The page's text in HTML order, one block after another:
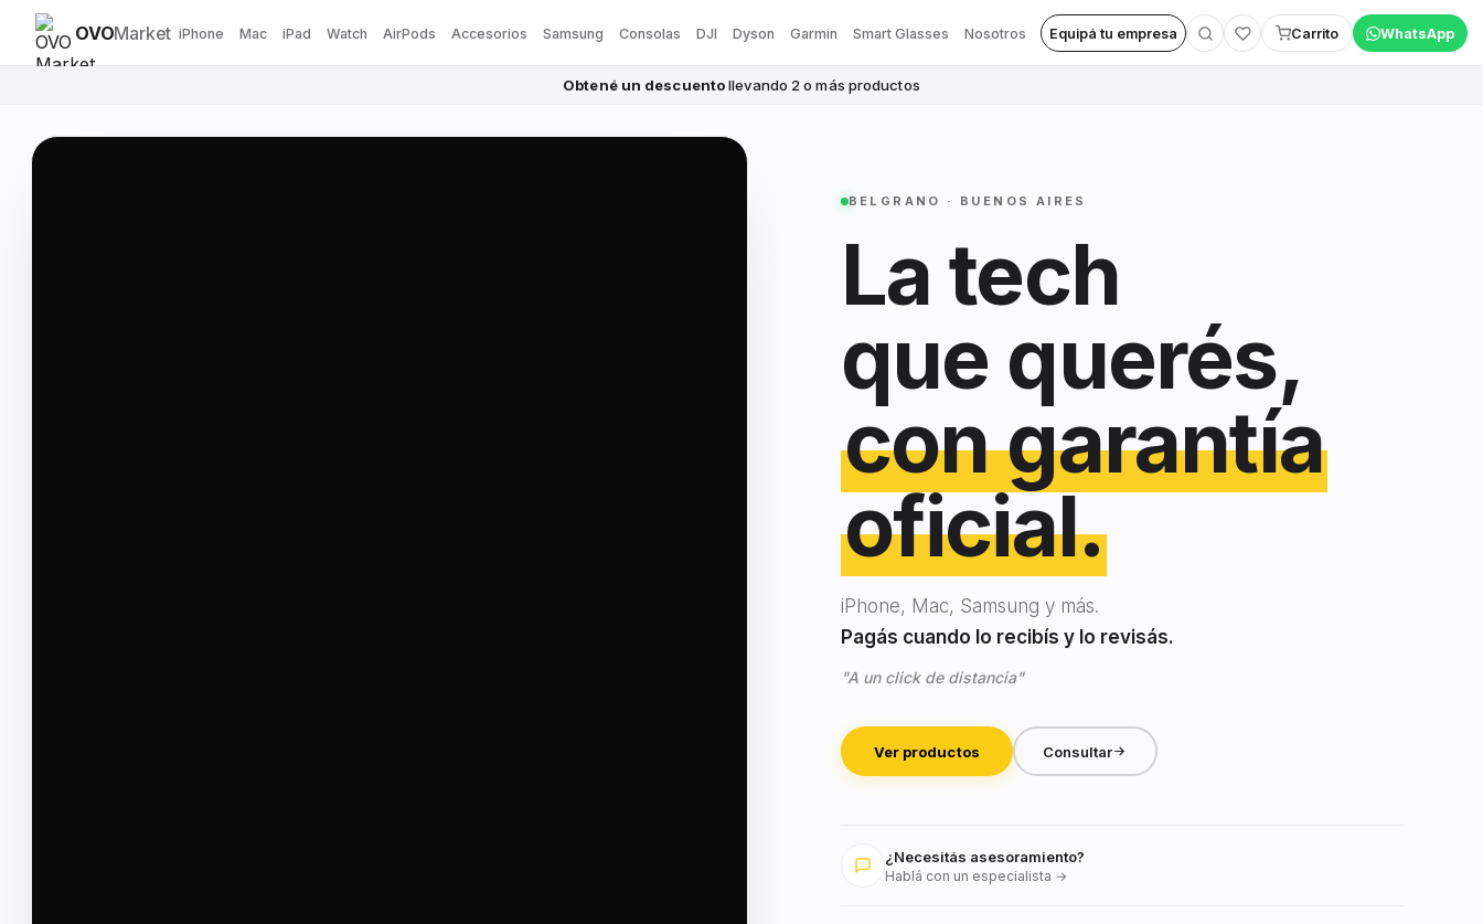
OVOMarket iPhone Mac iPad Watch AirPods Accesorios Samsung Consolas DJI Dyson Garmin Smart Glasses Nosotros Equipá tu empresa Carrito WhatsApp
Obtené un descuentollevando 2 o más productos
BELGRANO · BUENOS AIRES
La tech
que querés,
con garantía
oficial.
iPhone, Mac, Samsung y más.
Pagás cuando lo recibís y lo revisás.
"A un click de distancia"
Ver productos Consultar
¿Necesitás asesoramiento?
Hablá con un especialista →